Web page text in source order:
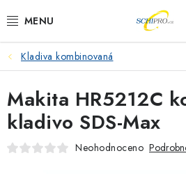
na
AKU NÁŘADÍ
ELEKTRICKÉ NÁŘADÍ
PŘÍSLUŠENSTVÍ
Kladiva kombinovaná
Makita HR5212C
kladivo SDS-Max
Neohodnoceno